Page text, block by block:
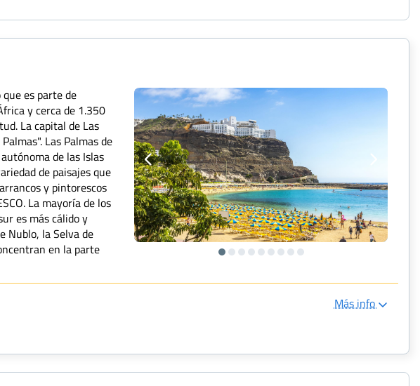
es parte de
y cerca de 1.350
La capital de Las
Las Palmas de
de las Islas
de paisajes que
y pintorescos
La mayoría de los
es más cálido y
Nublo, la Selva de
en la parte
Más info